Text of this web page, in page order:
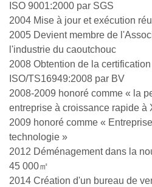
ISO 9001:2000 par SGS
2004 Mise à jour et exécution
2005 Devient membre de
l'industrie du caoutchouc
2008 Obtention de la
ISO/TS16949:2008 par BV
2008-2009 honoré comme « la
entreprise à croissance rapide à
2009 honoré comme «
technologie »
2012 Déménagement dans la
45 000㎡
2014 Création d'un bureau de